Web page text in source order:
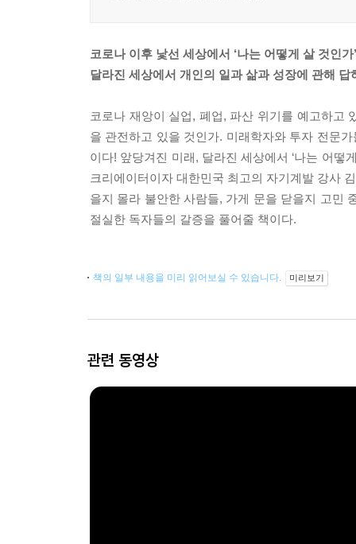
코로나 이후 낯선 세상에서 ‘나는 어떻게 살 것인가’
달라진 세상에서 개인의 일과 삶과 성장에 관해 답
코로나 재앙이 실업, 폐업, 파산 위기를 예고하고
을 관전하고 있을 것인가. 미래학자와 투자 전문
이다! 앞당겨진 미래, 달라진 세상에서 ‘나는 어떻
크리에이터이자 대한민국 최고의 자기계발 강사
을지 몰라 불안한 사람들, 가게 문을 닫을지 고민
절실한 독자들의 갈증을 풀어줄 책이다.
책의 일부 내용을 미리 읽어보실 수 있습니다. 미리보기
관련 동영상